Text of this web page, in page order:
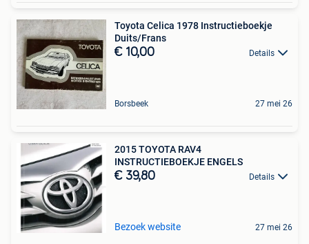
Toyota Celica 1978 Instructieboekje
Duits/Frans
€ 10,00 Details
Borsbeek 27 mei 26
2015 TOYOTA RAV4
INSTRUCTIEBOEKJE ENGELS
€ 39,80 Details
Bezoek website 27 mei 26